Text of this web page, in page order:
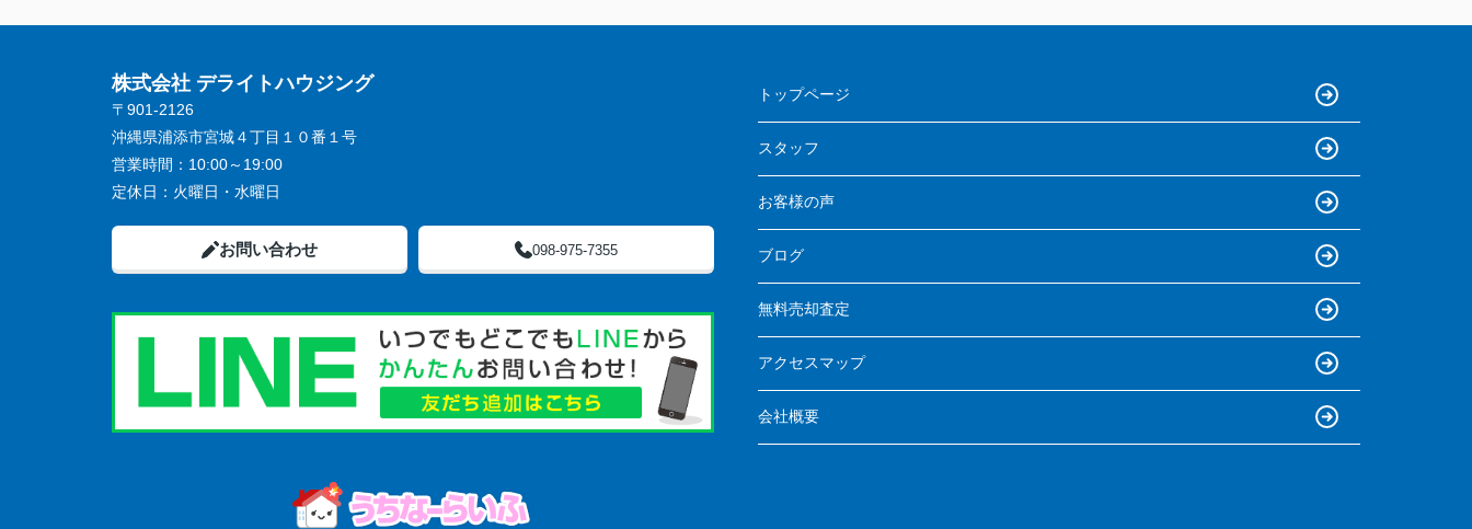
株式会社 デライトハウジング
〒901-2126
沖縄県浦添市宮城４丁目１０番１号
営業時間： 10:00～19:00
定休日： 火曜日・水曜日
お問い合わせ 098-975-7355
トップページ
スタッフ
お客様の声
ブログ
無料売却査定
アクセスマップ
会社概要